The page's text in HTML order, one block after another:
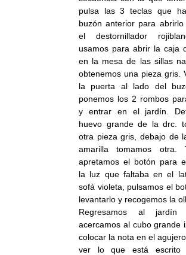
pulsa las 3 teclas que
buzón anterior para
el destornillador
usamos para abrir la caja
en la mesa de las sillas
obtenemos una pieza gris.
la puerta al lado del
ponemos los 2 rombos
y entrar en el jardín.
huevo grande de la drc.
otra pieza gris, debajo de
amarilla tomamos otra.
apretamos el botón para
la luz que faltaba en el
sofá violeta, pulsamos el
levantarlo y recogemos la
Regresamos al
acercamos al cubo grande
colocar la nota en el
ver lo que está escrito